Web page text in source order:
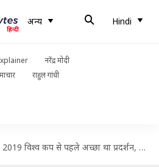
अन्य Hindi
नरेंद्र मोदी
राहुल गांधी
2019 विश्व कप से पहले अच्छा था प्रदर्शन, टीम में मिलनी चाहिए थी जगह- रहाणे